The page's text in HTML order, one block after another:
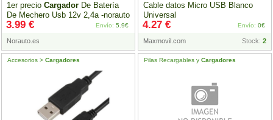
1er precio Cargador De Batería
De Mechero Usb 12v 2,4a -norauto
Norauto.es
3.99 € Envío: 5.9€
Cable datos Micro USB Blanco
Universal
Maxmovil.com Stock: 2
4.27 € Envío: 0€
Accesorios > Cargadores Pilas Recargables y Cargadores